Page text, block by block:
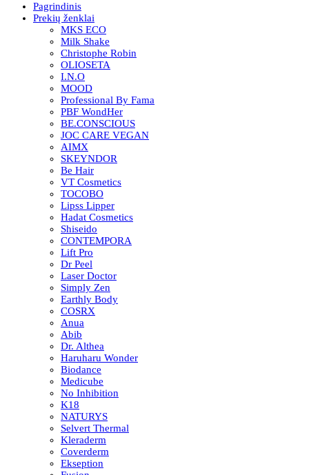
Pagrindinis
Prekių ženklai
MKS ECO
Milk Shake
Christophe Robin
OLIOSETA
I.N.O
MOOD
Professional By Fama
PBF WondHer
BE.CONSCIOUS
JOC CARE VEGAN
AIMX
SKEYNDOR
Be Hair
VT Cosmetics
TOCOBO
Lipss Lipper
Hadat Cosmetics
Shiseido
CONTEMPORA
Lift Pro
Dr Peel
Laser Doctor
Simply Zen
Earthly Body
COSRX
Anua
Abib
Dr. Althea
Haruharu Wonder
Biodance
Medicube
No Inhibition
K18
NATURYS
Selvert Thermal
Kleraderm
Coverderm
Ekseption